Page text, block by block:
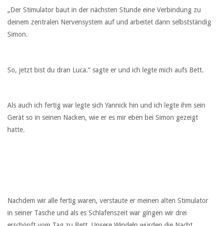
„Der Stimulator baut in der nächsten Stunde eine Verbindung zu
deinem zentralen Nervensystem auf und arbeitet dann selbstständig
Simon.
So, jetzt bist du dran Luca.“ sagte er und ich legte mich aufs Bett.
Als auch ich fertig war legte sich Yannick hin und ich legte ihm sein
Gerät so in seinen Nacken, wie er es mir eben bei Simon gezeigt
hatte.
Nachdem wir alle fertig waren, verstaute er meinen alten Stimulator
in seiner Tasche und als es Schlafenszeit war gingen wir drei